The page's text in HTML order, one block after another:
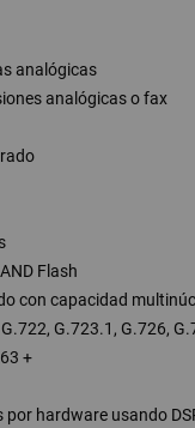
analógicas
analógicas o fax
Flash
con capacidad
G.723.1, G.726,
+
por hardware usando